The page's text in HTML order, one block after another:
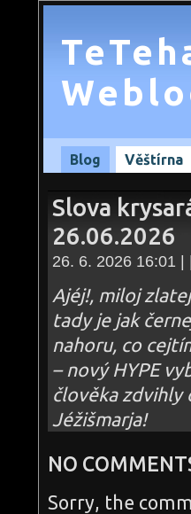
Blog Věštírna
Slova
26.06.2026
26. 6. 2026 16:01 | |
Ajéj!, miloj
tady je jak
nahoru, co
– nový HYPE
člověka zdvihly
Jéžišmarja!
NO
Sorry, the